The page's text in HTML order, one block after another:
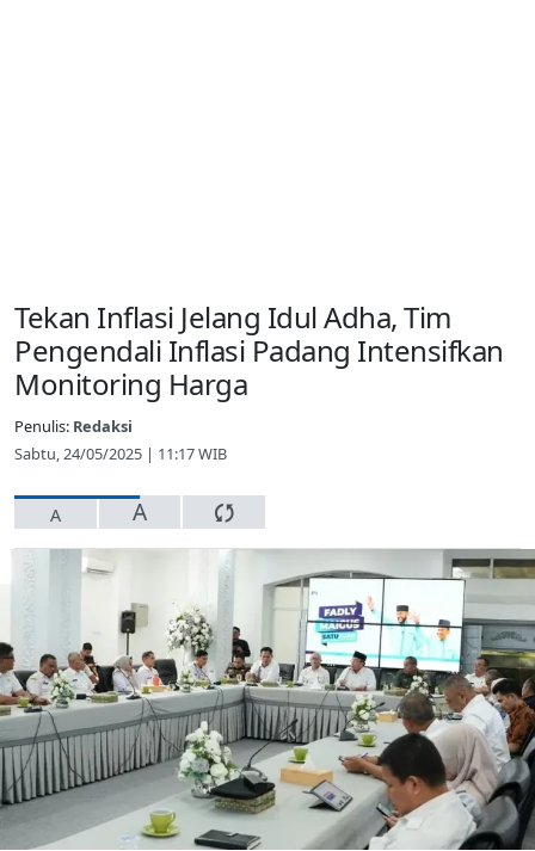
Tekan Inflasi Jelang Idul Adha, Tim
Pengendali Inflasi Padang Intensifkan
Monitoring Harga
Penulis: Redaksi
Sabtu, 24/05/2025 | 11:17 WIB
A A